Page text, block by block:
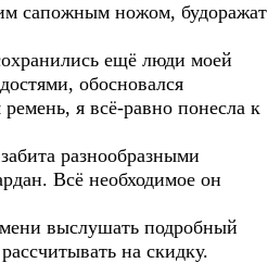
сапожным ножом, будоражат
ещё люди моей
обосновался
я всё-равно понесла к
разнообразными
Всё необходимое он
выслушать подробный
на скидку.